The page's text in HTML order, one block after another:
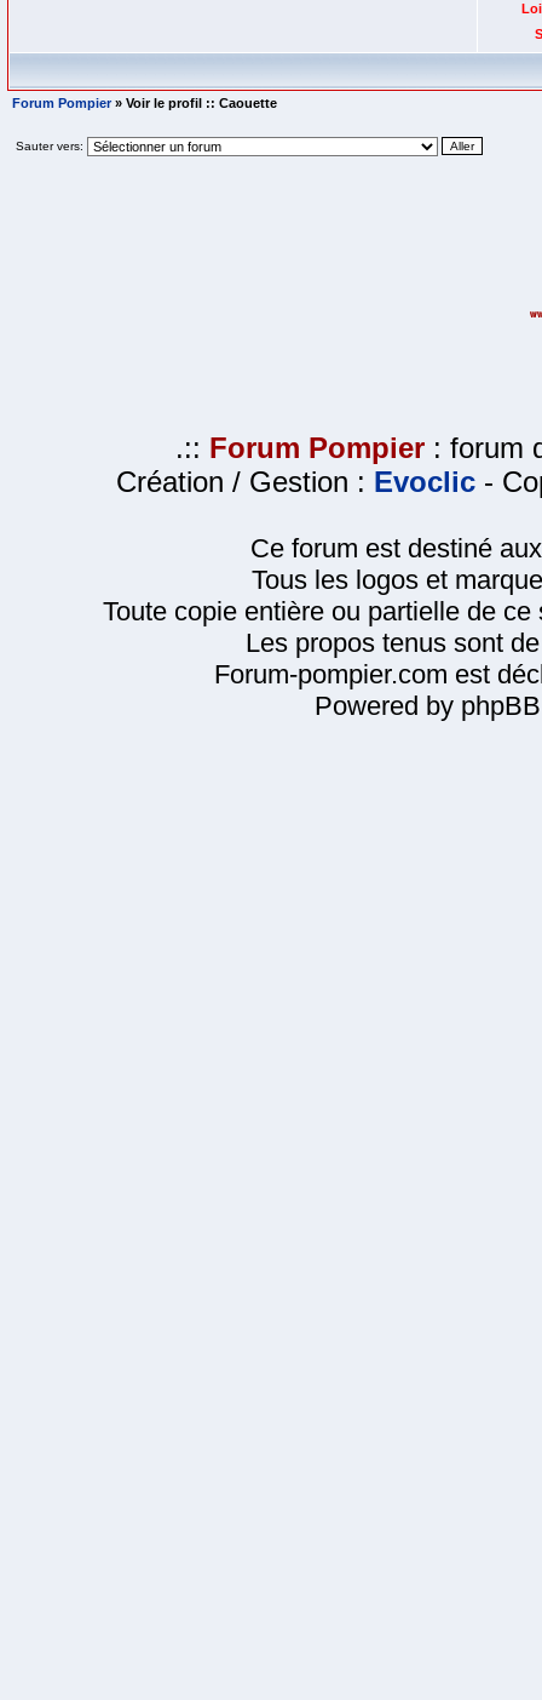
Forum Pompier» Voir le profil :: Caouette
Sauter vers:
.:: Forum Pompier : forum
Création / Gestion : Evoclic -
Ce forum est destiné
Tous les logos et
Toute copie entière ou partielle de
Les propos tenus sont
Forum-pompier.com est
Powered by